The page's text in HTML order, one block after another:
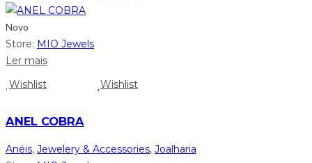
Novo
Store: MIO Jewels
Ler mais
Wishlist
Wishlist
ANEL COBRA
Anéis, Jewelery & Accessories, Joalharia